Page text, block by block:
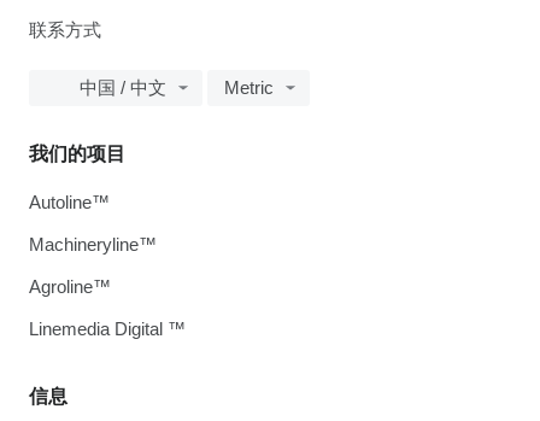
联系方式
中国 / 中文 Metric
信息
我们的项目
Autoline™
Machineryline™
Agroline™
Linemedia Digital ™